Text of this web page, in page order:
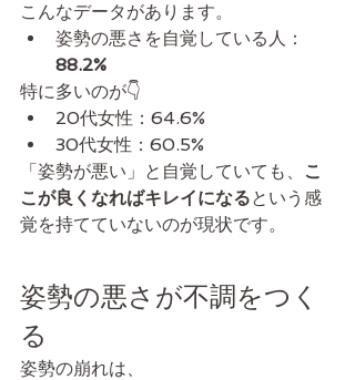
こんなデータがあります。
姿勢の悪さを自覚している人：
88.2%
特に多いのが👇
20代女性：64.6%
30代女性：60.5%
「姿勢が悪い」と自覚していても、
こ
こが良くなればキレイになるという感
覚を持てていないのが現状です。
姿勢の悪さが不調をつく
る
姿勢の崩れは、